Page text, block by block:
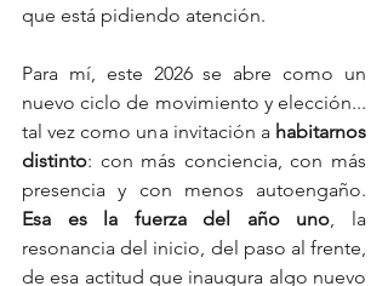
que está pidiendo atención.
Para mí, este 2026 se abre como un
nuevo ciclo de movimiento y elección...
tal vez como una invitación a habitarnos
distinto: con más conciencia, con más
Esa es la fuerza del año uno , la
resonancia del inicio, del paso al frente,
de esa actitud que inaugura algo nuevo